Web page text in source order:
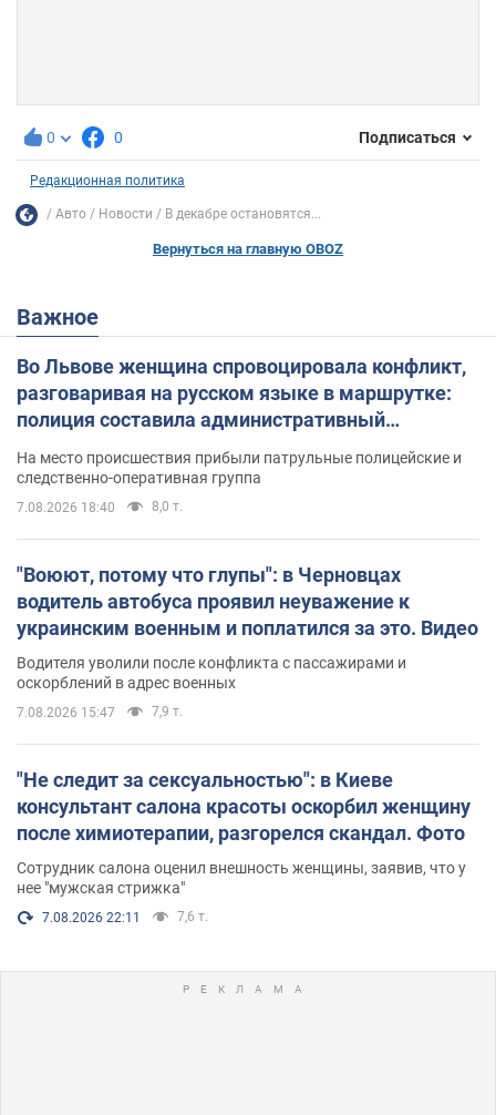
0 0 Подписаться
Редакционная политика
Авто Новости В декабре остановятся...
Вернуться на главную OBOZ
Важное
Во Львове женщина спровоцировала конфликт,
разговаривая на русском языке в маршрутке:
полиция составила административный
На место происшествия прибыли патрульные полицейские и
следственно-оперативная группа
7.08.2026 18:40 8,0 т.
"Воюют, потому что глупы": в Черновцах
водитель автобуса проявил неуважение к
украинским военным и поплатился за это. Видео
Водителя уволили после конфликта с пассажирами и
оскорблений в адрес военных
7.08.2026 15:47 7,9 т.
"Не следит за сексуальностью": в Киеве
консультант салона красоты оскорбил женщину
после химиотерапии, разгорелся скандал. Фото
Сотрудник салона оценил внешность женщины, заявив, что у
нее "мужская стрижка"
7.08.2026 22:11 7,6 т.